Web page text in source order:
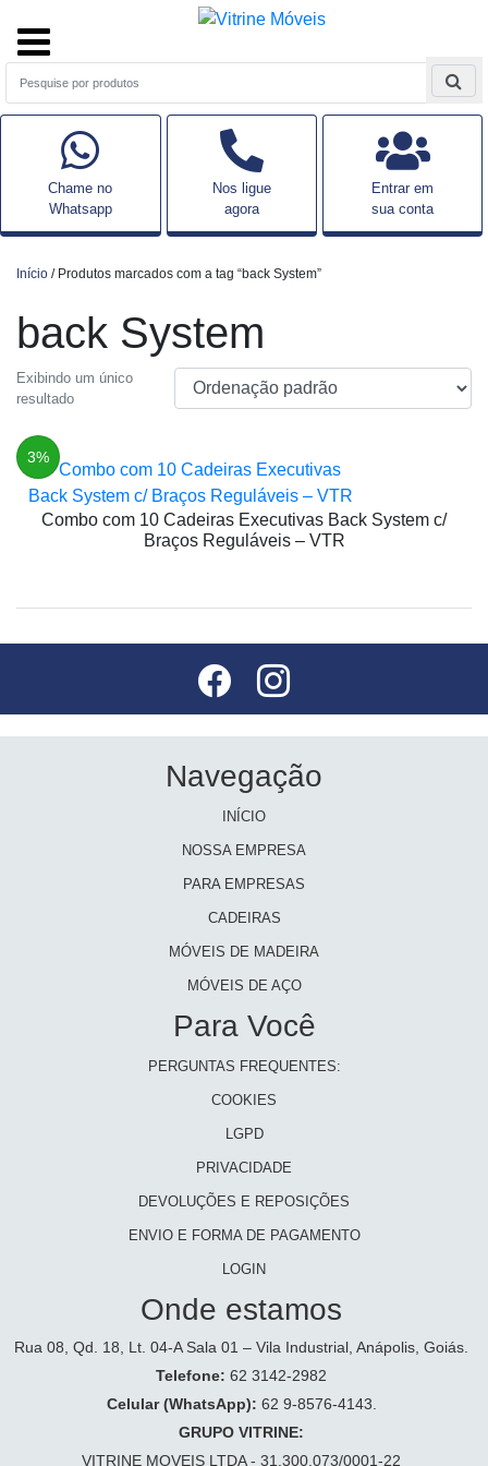
Chame no
Whatsapp
Nos ligue
agora
Entrar em
sua conta
Início / Produtos marcados com a tag “back System”
back System
Exibindo um único
resultado
3%
Combo com 10 Cadeiras Executivas Back System c/
Braços Reguláveis – VTR
Navegação
INÍCIO
NOSSA EMPRESA
PARA EMPRESAS
CADEIRAS
MÓVEIS DE MADEIRA
MÓVEIS DE AÇO
Para Você
PERGUNTAS FREQUENTES:
COOKIES
LGPD
PRIVACIDADE
DEVOLUÇÕES E REPOSIÇÕES
ENVIO E FORMA DE PAGAMENTO
LOGIN
Onde estamos
Rua 08, Qd. 18, Lt. 04-A Sala 01 – Vila Industrial, Anápolis, Goiás.
Telefone: 62 3142-2982
Celular (WhatsApp): 62 9-8576-4143.
GRUPO VITRINE:
VITRINE MOVEIS LTDA - 31.300.073/0001-22